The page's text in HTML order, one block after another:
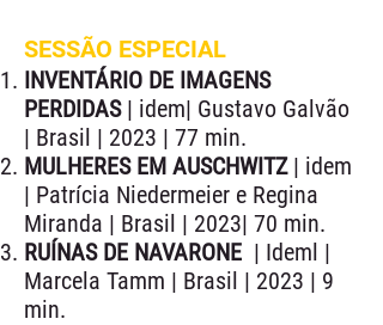
SESSÃO ESPECIAL
INVENTÁRIO DE IMAGENS
PERDIDAS| idem| Gustavo Galvão
| Brasil | 2023 | 77 min.
MULHERES EM AUSCHWITZ| idem
| Patrícia Niedermeier e Regina
Miranda | Brasil | 2023| 70 min.
RUÍNAS DE NAVARONE | Ideml |
Marcela Tamm | Brasil | 2023 | 9
min.